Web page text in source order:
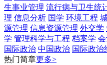
生事业管理 流行病与卫生统
理 信息分析 国学 环境工程
源管理 信息资源管理 外交学
学 管理科学与工程 档案学
国际政治 中国政治 国际政治
热门简章更多>